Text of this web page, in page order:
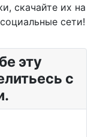
скачайте их на
сети!
эту
с